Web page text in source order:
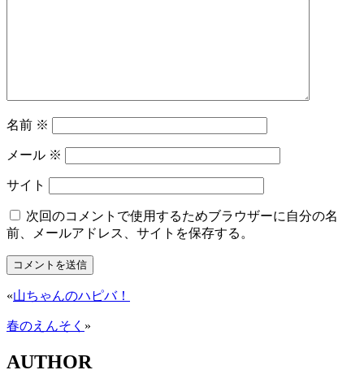
名前 ※
メール ※
サイト
次回のコメントで使用するためブラウザーに自分の名
前、メールアドレス、サイトを保存する。
«山ちゃんのハピバ！
春のえんそく »
AUTHOR